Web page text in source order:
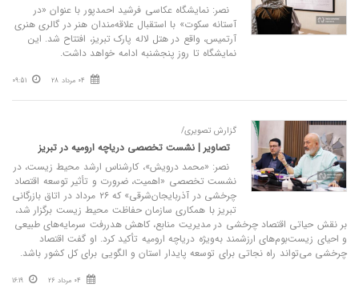
نصر: نمایشگاه عکاسی فرشید احمدپور با عنوان «در
آستانه‌ سکوت» با استقبال علاقه‌مندان هنر در گالری هنری
آرتمیس، واقع در هتل لاله‌ پارک تبریز، افتتاح شد. این
نمایشگاه تا روز پنجشنبه ادامه خواهد داشت.
04 مرداد 28 09:51
گزارش تصویری/
تصاویر | نشست تخصصی دریاچه ارومیه در تبریز
نصر: «محمد درویش»، کارشناس ارشد محیط زیست، در
نشست تخصصی «اهمیت، ضرورت و تأثیر توسعه اقتصاد
چرخشی در آذربایجان‌شرقی» که ۲۶ مرداد در اتاق بازرگانی
تبریز با همکاری سازمان حفاظت محیط زیست برگزار شد،
بر نقش حیاتی اقتصاد چرخشی در مدیریت منابع، کاهش هدررفت سرمایه‌های طبیعی
و احیای زیست‌بوم‌های ارزشمند به‌ویژه دریاچه ارومیه تأکید کرد. او گفت اقتصاد
چرخشی می‌تواند راه نجاتی برای توسعه پایدار استان و الگویی برای کل کشور باشد.
04 مرداد 26 16:19